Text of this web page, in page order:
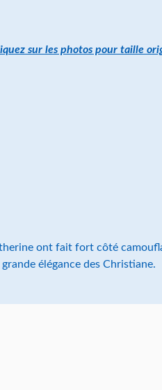
sur les photos pour taille
ont fait fort côté
grande élégance des Christiane.